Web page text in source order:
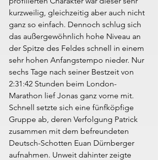
kurzweilig, gleichzeitig aber auch nicht
ganz so einfach. Dennoch schlug sich
das außergewöhnlich hohe Niveau an
der Spitze des Feldes schnell in einem
sehr hohen Anfangstempo nieder. Nur
sechs Tage nach seiner Bestzeit von
2:31:42 Stunden beim London-
Marathon lief Jonas ganz vorne mit.
Schnell setzte sich eine fünfköpfige
Gruppe ab, deren Verfolgung Patrick
zusammen mit dem befreundeten
Deutsch-Schotten Euan Dürnberger
aufnahmen. Unweit dahinter zeigte